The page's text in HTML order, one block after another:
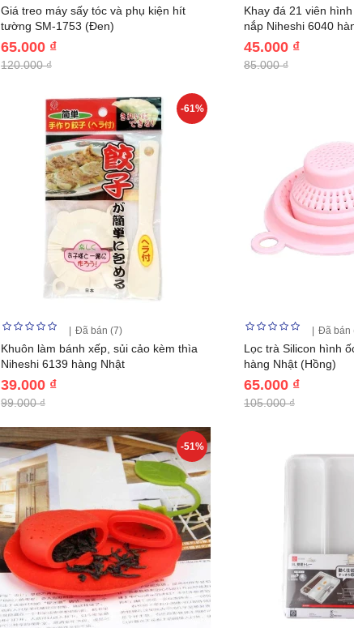
Giá treo máy sấy tóc và phụ kiện hít
tường SM-1753 (Đen)
65.000 ₫
120.000 ₫
Khay đá 21 viên
nắp Niheshi 6040
45.000 ₫
85.000 ₫
-61%
Đã bán (7)
Khuôn làm bánh xếp, sủi cảo kèm thìa
Niheshi 6139 hàng Nhật
39.000 ₫
99.000 ₫
Đã bán
Lọc trà Silicon hình
hàng Nhật (Hồng)
65.000 ₫
105.000 ₫
-51%